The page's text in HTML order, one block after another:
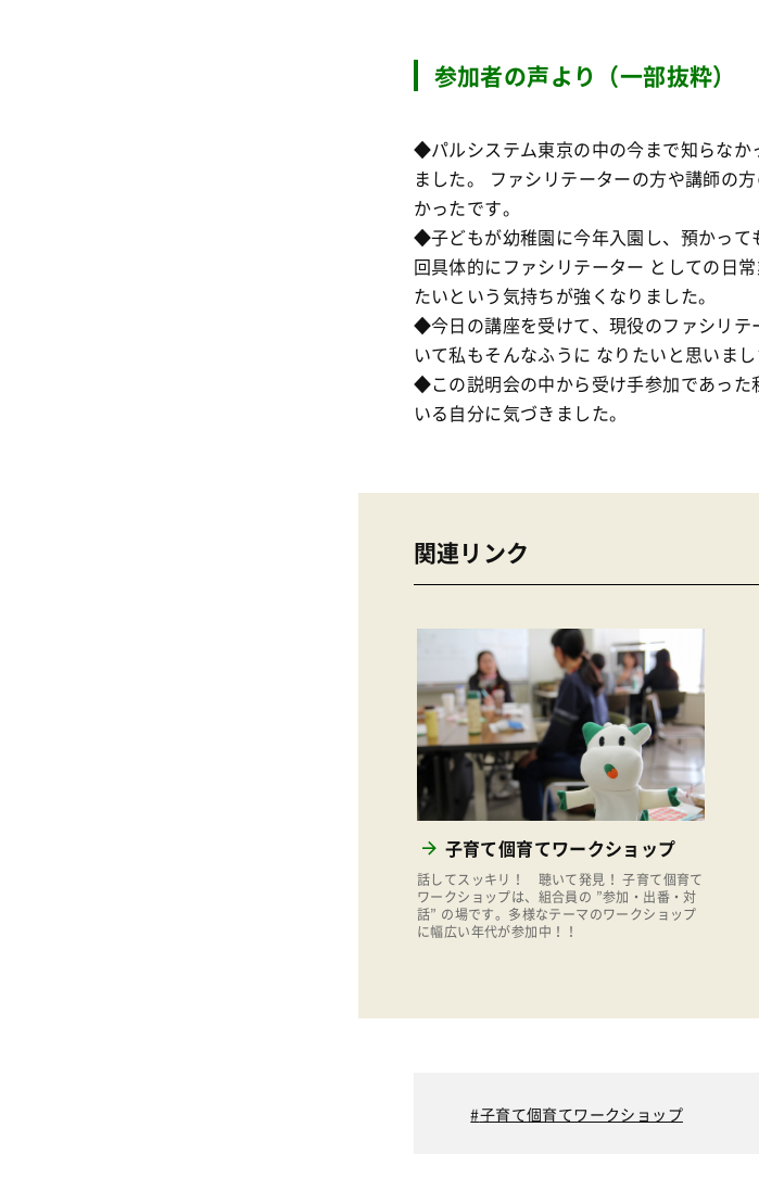
参加者の声より（一部抜粋）
◆パルシステム東京の中の今まで知らなか
ました。 ファシリテーターの方や講師の
かったです。
◆子どもが幼稚園に今年入園し、預かっ
回具体的にファシリテーター としての日
たいという気持ちが強くなりました。
◆今日の講座を受けて、現役のファシリテ
いて私もそんなふうに なりたいと思いまし
◆この説明会の中から受け手参加であった
いる自分に気づきました。
関連リンク
子育て個育てワークショップ
話してスッキリ！ 聴いて発見！ 子育て個育て
ワークショップは、組合員の ”参加・出番・対
話” の場です。多様なテーマのワークショップ
に幅広い年代が参加中！！
子育て個育てワークショップ